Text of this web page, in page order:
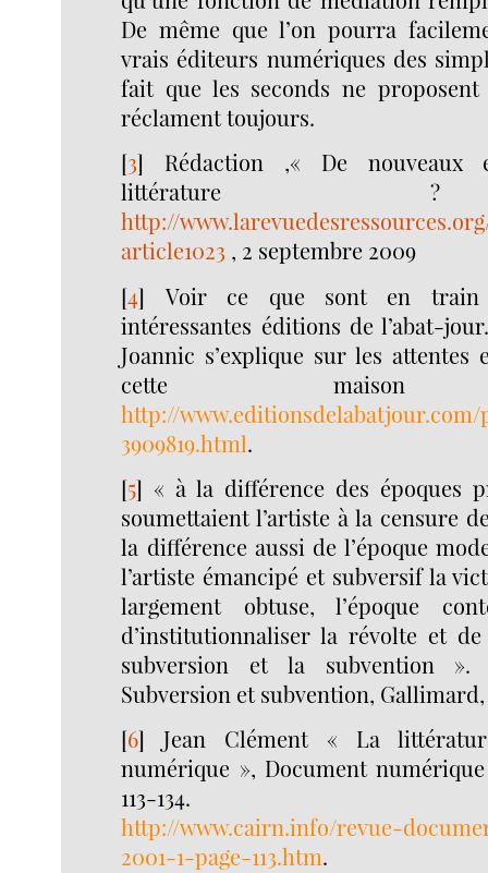
De même que l’on pourra
vrais éditeurs numériques des
fait que les seconds ne
réclament toujours.
[3] Rédaction ,« De nouveaux
http://
article1023 , 2 septembre 2009
[4] Voir ce que sont en train
intéressantes éditions de l’abat-
Joannic s’explique sur les attentes
cette maison
http://
3909819.html.
[5]« à la différence des époques
soumettaient l’artiste à la censure
la différence aussi de l’époque
l’artiste émancipé et subversif la
largement obtuse, l’époque
d’institutionnaliser la révolte et
subversion et la subvention ».
Subversion et subvention, Gallimard,
[6]Jean Clément « La
numérique », Document numérique
113-134.
http://www.cairn.info/revue-
2001-1-page-113.htm.